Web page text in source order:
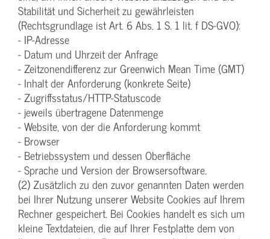
Stabilität und Sicherheit zu gewährleisten
(Rechtsgrundlage ist Art. 6 Abs. 1 S. 1 lit. f DS-GVO):
- IP-Adresse
- Datum und Uhrzeit der Anfrage
- Zeitzonendifferenz zur Greenwich Mean Time (GMT)
- Inhalt der Anforderung (konkrete Seite)
- Zugriffsstatus/HTTP-Statuscode
- jeweils übertragene Datenmenge
- Website, von der die Anforderung kommt
- Browser
- Betriebssystem und dessen Oberfläche
- Sprache und Version der Browsersoftware.
(2) Zusätzlich zu den zuvor genannten Daten werden
bei Ihrer Nutzung unserer Website Cookies auf Ihrem
Rechner gespeichert. Bei Cookies handelt es sich um
kleine Textdateien, die auf Ihrer Festplatte dem von